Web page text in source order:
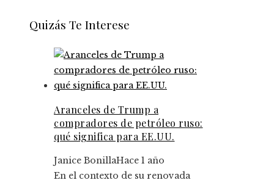
Quizás Te Interese
Aranceles de Trump a
compradores de petróleo ruso:
qué significa para EE.UU.
Janice BonillaHace 1 año
En el contexto de su renovada